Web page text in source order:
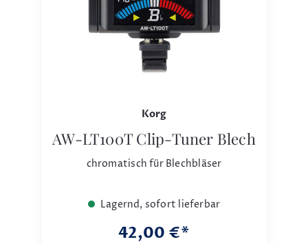
Korg
AW-LT100T Clip-Tuner Blech
chromatisch für Blechbläser
Lagernd, sofort lieferbar
42,00 €*